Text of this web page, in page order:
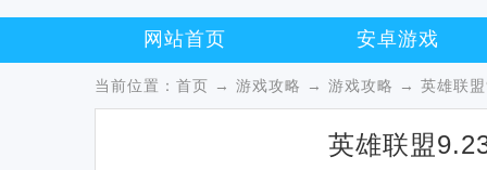
网站首页 安卓游戏
当前位置： 首页 → 游戏攻略 → 游戏攻略 → 英雄联
英雄联盟